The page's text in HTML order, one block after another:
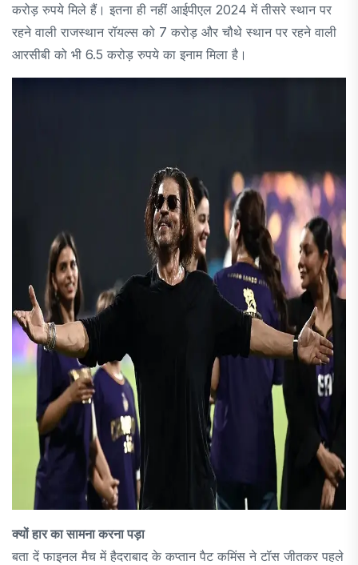
करोड़ रुपये मिले हैं। इतना ही नहीं आईपीएल 2024 में तीसरे स्थान पर
रहने वाली राजस्थान रॉयल्स को 7 करोड़ और चौथे स्थान पर रहने वाली
आरसीबी को भी 6.5 करोड़ रुपये का इनाम मिला है।
क्यों हार का सामना करना पड़ा
बता दें फाइनल मैच में हैदराबाद के कप्तान पैट कमिंस ने टॉस जीतकर पहले